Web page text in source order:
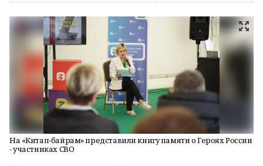
На «Китап-байрам» представили книгу памяти о Героях России
- участниках СВО